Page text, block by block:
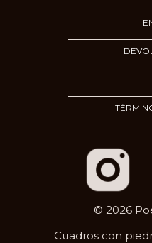
© 2026
Cuadros con